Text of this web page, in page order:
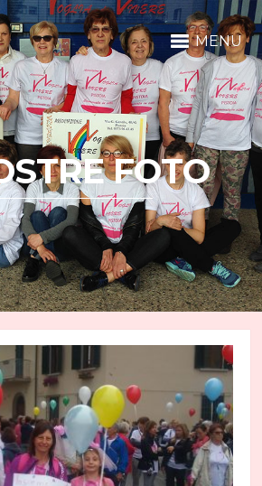
MENU
FOTO